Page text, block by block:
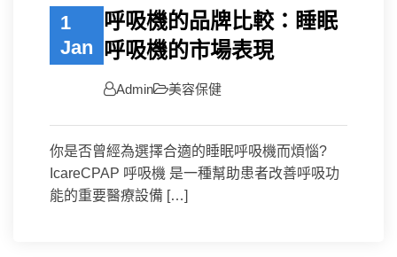
1
Jan
呼吸機的品牌比較：睡眠
呼吸機的市場表現
Admin 美容保健
你是否曾經為選擇合適的睡眠呼吸機而煩惱?
IcareCPAP 呼吸機 是一種幫助患者改善呼吸功
能的重要醫療設備 […]